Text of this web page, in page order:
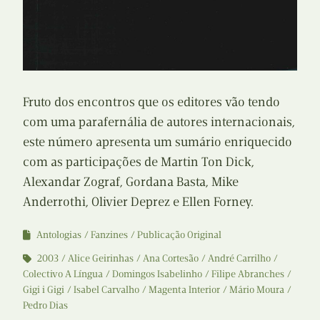
Fruto dos encontros que os editores vão tendo
com uma parafernália de autores internacionais,
este número apresenta um sumário enriquecido
com as participações de Martin Ton Dick,
Alexandar Zograf, Gordana Basta, Mike
Anderrothi, Olivier Deprez e Ellen Forney.
Antologias Fanzines
Publicação Original
2003
Alice Geirinhas Ana Cortesão
André Carrilho
Colectivo A Língua
Domingos Isabelinho
Filipe Abranches
Gigi i Gigi
Isabel Carvalho Magenta Interior
Mário Moura
Pedro Dias